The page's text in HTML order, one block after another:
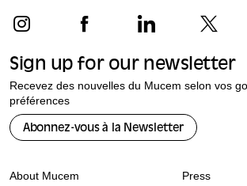
Sign up for our newsletter
Recevez des nouvelles du Mucem selon vos
préférences
Abonnez-vous à la Newsletter
About Mucem Press